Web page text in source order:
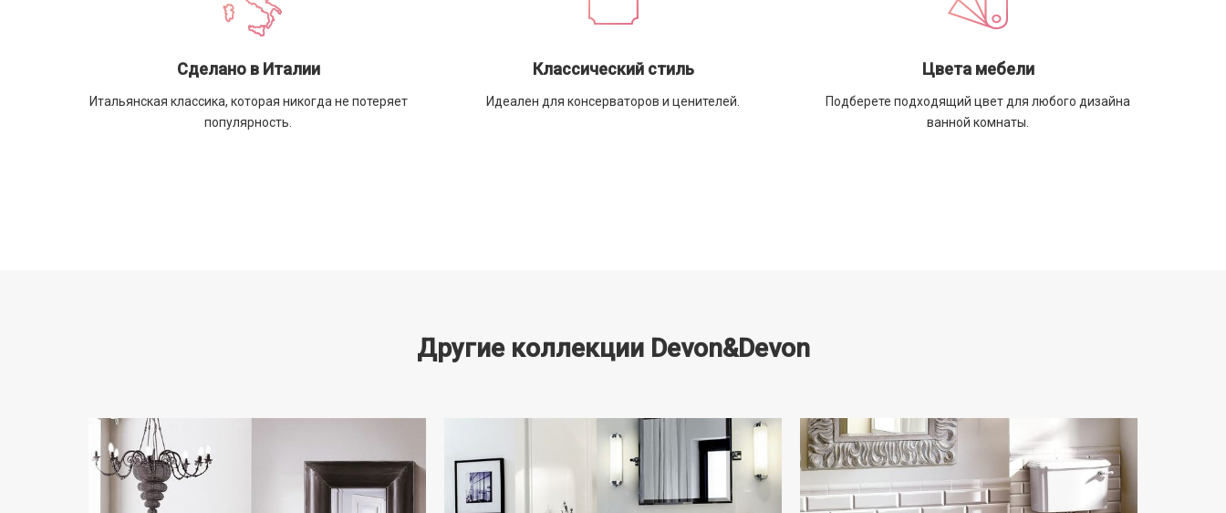
Сделано в Италии
Итальянская классика, которая никогда не потеряет
популярность.
Классический стиль
Идеален для консерваторов и ценителей.
Цвета мебели
Подберете подходящий цвет для любого дизайна
ванной комнаты.
Другие коллекции Devon&Devon